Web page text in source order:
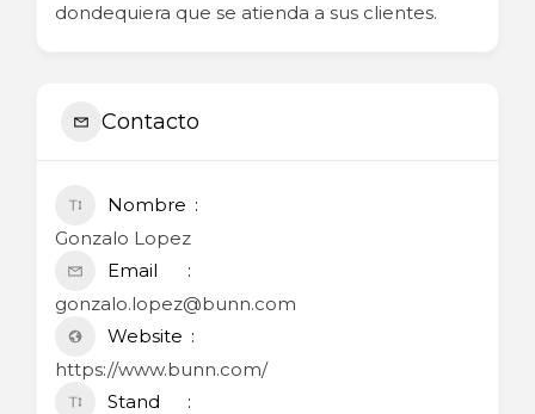
dondequiera que se atienda a sus clientes.
Contacto
Nombre
Gonzalo Lopez
Email
gonzalo.lopez@bunn.com
Website
https://www.bunn.com/
Stand